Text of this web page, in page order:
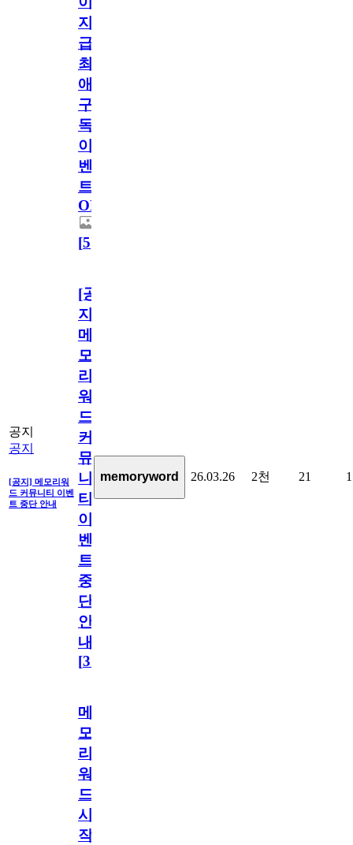
지
급!
최
애
구
독
이
벤
트
OPEN!
[5]
공지
공지
[공지] 메모리워
드 커뮤니티 이벤
트 중단 안내
[공
지]
메
모
리
워
드
커
뮤
니
티
이
벤
트
중
단
안
내
[31
memoryword 26.03.26 2천 21 1
메
모
리
워
드
시
작